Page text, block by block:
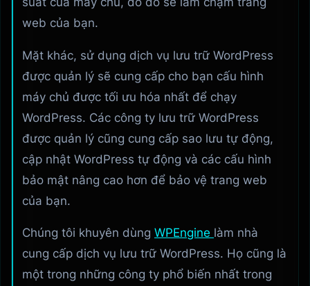
web của bạn.
Mặt khác, sử dụng dịch vụ lưu trữ WordPress
được quản lý sẽ cung cấp cho bạn cấu hình
máy chủ được tối ưu hóa nhất để chạy
WordPress. Các công ty lưu trữ WordPress
được quản lý cũng cung cấp sao lưu tự động,
cập nhật WordPress tự động và các cấu hình
bảo mật nâng cao hơn để bảo vệ trang web
của bạn.
Chúng tôi khuyên dùng WPEngine làm nhà
cung cấp dịch vụ lưu trữ WordPress. Họ cũng là
một trong những công ty phổ biến nhất trong